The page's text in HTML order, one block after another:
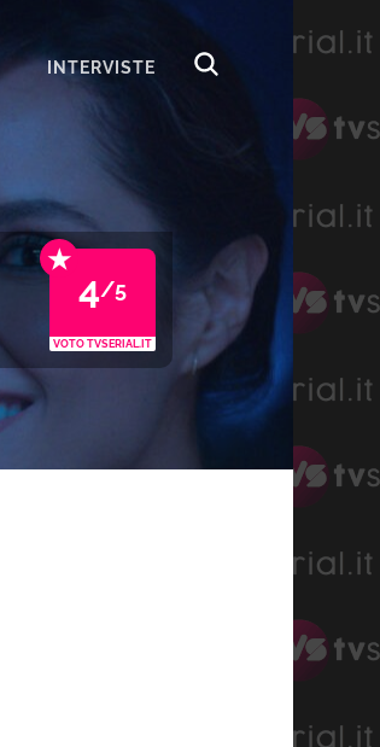
INTERVISTE
★
4/5
VOTO TVSERIAL.IT